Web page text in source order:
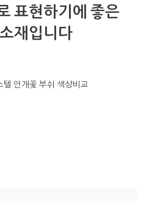
표현하기에 좋은
재입니다